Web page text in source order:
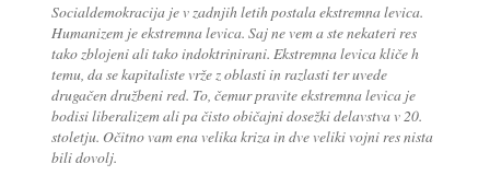
Socialdemokracija je v zadnjih letih postala ekstremna levica.
Humanizem je ekstremna levica. Saj ne vem a ste nekateri res
tako zblojeni ali tako indoktrinirani. Ekstremna levica kliče h
temu, da se kapitaliste vrže z oblasti in razlasti ter uvede
drugačen družbeni red. To, čemur pravite ekstremna levica je
bodisi liberalizem ali pa čisto običajni dosežki delavstva v 20.
stoletju. Očitno vam ena velika kriza in dve veliki vojni res nista
bili dovolj.